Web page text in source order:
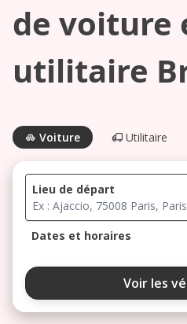
de voiture
utilitaire
Voiture Utilitaire
Lieu de départ
Dates et horaires
ma
Voir les
votre
recherche
agences à
proximité